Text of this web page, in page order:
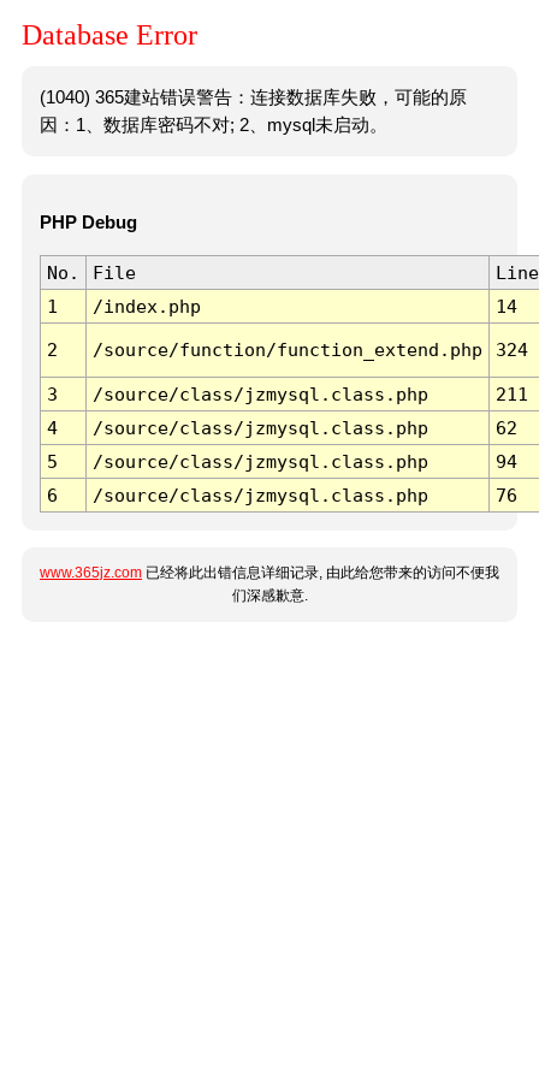
Database Error
(1040) 365建站错误警告：连接数据库失败，可能的原
因：1、数据库密码不对; 2、mysql未启动。
PHP Debug
No. File
Line
1
/index.php 14
2 /source/function/function_extend.php 324
3 /source/class/jzmysql.class.php
211
4
/source/class/jzmysql.class.php
62
5
/source/class/jzmysql.class.php
94
6
/source/class/jzmysql.class.php 76
www.365jz.com 已经将此出错信息详细记录, 由此给您带来的访问不便我
们深感歉意.